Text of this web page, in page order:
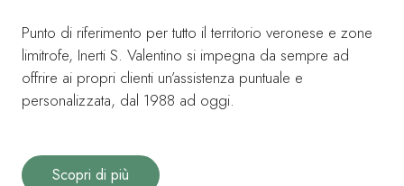
Punto di riferimento per tutto il territorio veronese e zone
limitrofe, Inerti S. Valentino si impegna da sempre ad
offrire ai propri clienti un’assistenza puntuale e
personalizzata, dal 1988 ad oggi.
Scopri di più